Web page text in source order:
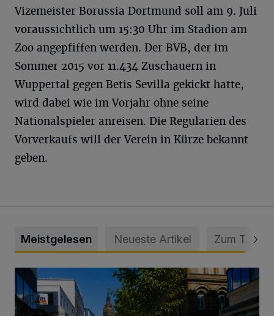
Vizemeister Borussia Dortmund soll am 9. Juli
voraussichtlich um 15:30 Uhr im Stadion am
Zoo angepfiffen werden. Der BVB, der im
Sommer 2015 vor 11.434 Zuschauern in
Wuppertal gegen Betis Sevilla gekickt hatte,
wird dabei wie im Vorjahr ohne seine
Nationalspieler anreisen. Die Regularien des
Vorverkaufs will der Verein in Kürze bekannt
geben.
Meistgelesen Neueste Artikel Zum Thema
„Gespannt, wie die Stadt Wuppertal darauf reagiert“